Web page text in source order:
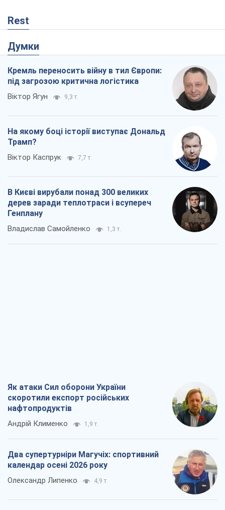
Rest
Думки
Кремль переносить війну в тил Європи:
під загрозою критична логістика
Віктор Ягун 9,3 т.
На якому боці історії виступає Дональд
Трамп?
Віктор Каспрук 7,7 т.
В Києві вирубали понад 300 великих
дерев заради теплотраси і всупереч
Генплану
Владислав Самойленко 1,3 т.
Як атаки Сил оборони України
скоротили експорт російських
нафтопродуктів
Андрій Клименко 1,9 т.
Два супертурніри Магучіх: спортивний
календар осені 2026 року
Олександр Липенко 4,9 т.